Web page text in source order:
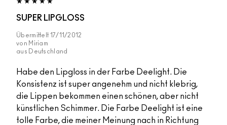
SUPER LIPGLOSS
Übermittelt 17/11/2012
von Miriam
aus
Deutschland
Habe den Lipgloss in der Farbe Deelight. Die
Konsistenz ist super angenehm und nicht klebrig,
die Lippen bekommen einen schönen, aber nicht
künstlichen Schimmer. Die Farbe Deelight ist eine
tolle Farbe, die meiner Meinung nach in Richtung